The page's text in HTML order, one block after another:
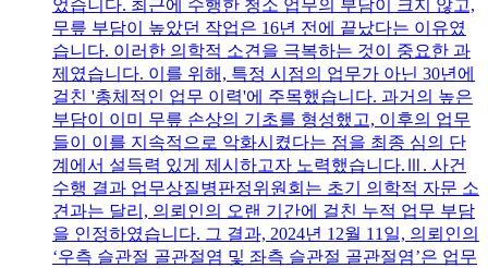
었습니다. 최근에 수행한 청소 업무의 부담이 크지 않고,
무릎 부담이 높았던 작업은 16년 전에 끝났다는 이유였
습니다. 이러한 의학적 소견을 극복하는 것이 중요한 과
제였습니다. 이를 위해, 특정 시점의 업무가 아닌 30년에
걸친 '총체적인 업무 이력'에 주목했습니다. 과거의 높은
부담이 이미 무릎 손상의 기초를 형성했고, 이후의 업무
들이 이를 지속적으로 악화시켰다는 점을 최종 심의 단
계에서 설득력 있게 제시하고자 노력했습니다.Ⅲ. 사건
수행 결과 업무상질병판정위원회는 초기 의학적 자문 소
견과는 달리, 의뢰인의 오랜 기간에 걸친 누적 업무 부담
을 인정하였습니다. 그 결과, 2024년 12월 11일, 의뢰인의
‘우측 슬관절 골관절염 및 좌측 슬관절 골관절염’은 업무